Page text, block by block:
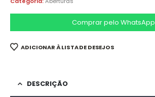
Comprar pelo WhatsApp
ADICIONAR À LISTA DE DESEJOS
DESCRIÇÃO